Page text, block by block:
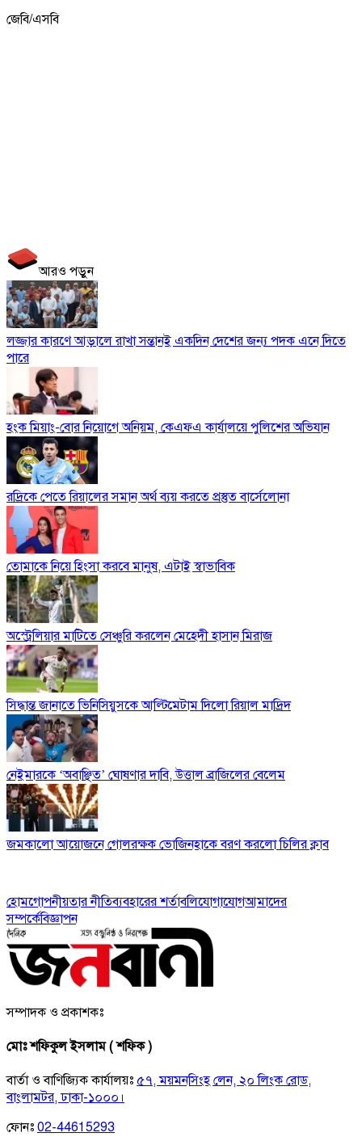
জেবি/এসবি
আরও পড়ুন
লজ্জার কারণে আড়ালে রাখা সন্তানই একদিন দেশের জন্য পদক এনে দিতে
পারে
হংক মিয়াং-বোর নিয়োগে অনিয়ম, কেএফএ কার্যালয়ে পুলিশের অভিযান
রদ্রিকে পেতে রিয়ালের সমান অর্থ ব্যয় করতে প্রস্তুত বার্সেলোনা
তোমাকে নিয়ে হিংসা করবে মানুষ, এটাই স্বাভাবিক
অস্ট্রেলিয়ার মাটিতে সেঞ্চুরি করলেন মেহেদী হাসান মিরাজ
সিদ্ধান্ত জানাতে ভিনিসিয়ুসকে আল্টিমেটাম দিলো রিয়াল মাদ্রিদ
নেইমারকে ‘অবাঞ্ছিত’ ঘোষণার দাবি, উত্তাল ব্রাজিলের বেলেম
জমকালো আয়োজনে গোলরক্ষক ভোজিনহাকে বরণ করলো চিলির ক্লাব
হোমগোপনীয়তার নীতিব্যবহারের শর্তাবলিযোগাযোগআমাদের
সম্পর্কেবিজ্ঞাপন
সম্পাদক ও প্রকাশকঃ
মোঃ শফিকুল ইসলাম ( শফিক )
বার্তা ও বাণিজ্যিক কার্যালয়ঃ ৫৭, ময়মনসিংহ লেন, ২০ লিংক রোড,
বাংলামটর, ঢাকা-১০০০।
ফোনঃ 02-44615293